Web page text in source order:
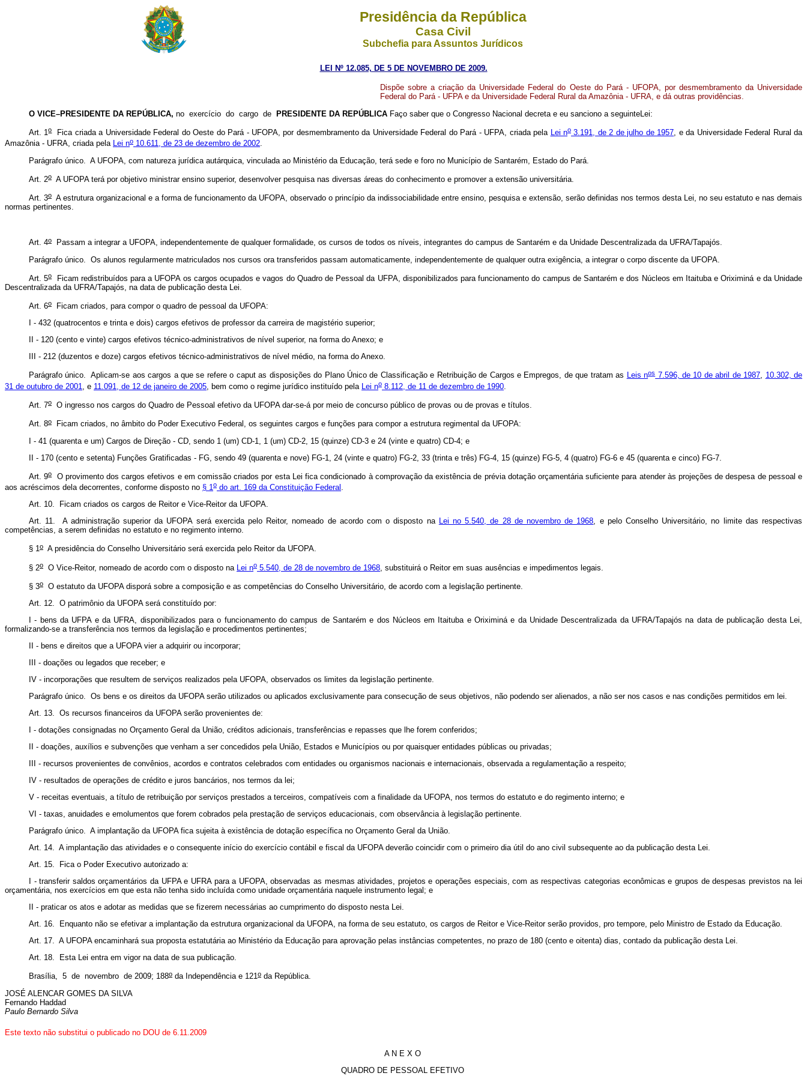
Presidência da República
Casa Civil
Subchefia para Assuntos Jurídicos
LEI Nº 12.085, DE 5 DE NOVEMBRO DE 2009.
Dispõe sobre a criação da Universidade Federal do Oeste do Pará - UFOPA, por desmembramento da Universidade
Federal do Pará - UFPA e da Universidade Federal Rural da Amazônia - UFRA, e dá outras providências.
O VICE–PRESIDENTE DA REPÚBLICA, no exercício do cargo de PRESIDENTE DA REPÚBLICA Faço saber que o Congresso Nacional decreta e eu sanciono a seguinteLei:
Art. 1oFica criada a Universidade Federal do Oeste do Pará - UFOPA, por desmembramento da Universidade Federal do Pará - UFPA, criada pela Lei no 3.191, de 2 de julho de 1957, e da Universidade Federal Rural da
Amazônia - UFRA, criada pela Lei no 10.611, de 23 de dezembro de 2002.
Parágrafo único. A UFOPA, com natureza jurídica autárquica, vinculada ao Ministério da Educação, terá sede e foro no Município de Santarém, Estado do Pará.
Art. 2o A UFOPA terá por objetivo ministrar ensino superior, desenvolver pesquisa nas diversas áreas do conhecimento e promover a extensão universitária.
Art. 3o A estrutura organizacional e a forma de funcionamento da UFOPA, observado o princípio da indissociabilidade entre ensino, pesquisa e extensão, serão definidas nos termos desta Lei, no seu estatuto e nas demais
normas pertinentes.
Art. 4o Passam a integrar a UFOPA, independentemente de qualquer formalidade, os cursos de todos os níveis, integrantes do campus de Santarém e da Unidade Descentralizada da UFRA/Tapajós.
Parágrafo único. Os alunos regularmente matriculados nos cursos ora transferidos passam automaticamente, independentemente de qualquer outra exigência, a integrar o corpo discente da UFOPA.
Art. 5oFicam redistribuídos para a UFOPA os cargos ocupados e vagos do Quadro de Pessoal da UFPA, disponibilizados para funcionamento do campus de Santarém e dos Núcleos em Itaituba e Oriximiná e da Unidade
Descentralizada da UFRA/Tapajós, na data de publicação desta Lei.
Art. 6o
Ficam criados, para compor o quadro de pessoal da UFOPA:
I - 432 (quatrocentos e trinta e dois) cargos efetivos de professor da carreira de magistério superior;
II - 120 (cento e vinte) cargos efetivos técnico-administrativos de nível superior, na forma do Anexo; e
III - 212 (duzentos e doze) cargos efetivos técnico-administrativos de nível médio, na forma do Anexo.
Parágrafo único. Aplicam-se aos cargos a que se refere o caput as disposições do Plano Único de Classificação e Retribuição de Cargos e Empregos, de que tratam as Leis nos7.596, de 10 de abril de 1987, 10.302, de
31 de outubro de 2001
, e 11.091, de 12 de janeiro de 2005 , bem como o regime jurídico instituído pela Lei no 8.112, de 11 de dezembro de 1990
Art. 7o O ingresso nos cargos do Quadro de Pessoal efetivo da UFOPA dar-se-á por meio de concurso público de provas ou de provas e títulos.
Art. 8o
Ficam criados, no âmbito do Poder Executivo Federal, os seguintes cargos e funções para compor a estrutura regimental da UFOPA:
I - 41 (quarenta e um) Cargos de Direção - CD, sendo 1 (um) CD-1, 1 (um) CD-2, 15 (quinze) CD-3 e 24 (vinte e quatro) CD-4; e
II - 170 (cento e setenta) Funções Gratificadas - FG, sendo 49 (quarenta e nove) FG-1, 24 (vinte e quatro) FG-2, 33 (trinta e três) FG-4, 15 (quinze) FG-5, 4 (quatro) FG-6 e 45 (quarenta e cinco) FG-7.
Art. 9oO provimento dos cargos efetivos e em comissão criados por esta Lei fica condicionado à comprovação da existência de prévia dotação orçamentária suficiente para atender às projeções de despesa de pessoal e
aos acréscimos dela decorrentes, conforme disposto no § 1o do art. 169 da Constituição Federal .
Art. 10. Ficam criados os cargos de Reitor e Vice-Reitor da UFOPA.
Art. 11. A administração superior da UFOPA será exercida pelo Reitor, nomeado de acordo com o disposto na Lei no 5.540, de 28 de novembro de 1968, e pelo Conselho Universitário, no limite das respectivas
competências, a serem definidas no estatuto e no regimento interno.
§ 1o A presidência do Conselho Universitário será exercida pelo Reitor da UFOPA.
§ 2o O Vice-Reitor, nomeado de acordo com o disposto na Lei no 5.540, de 28 de novembro de 1968 , substituirá o Reitor em suas ausências e impedimentos legais.
§ 3o
O estatuto da UFOPA disporá sobre a composição e as competências do Conselho Universitário, de acordo com a legislação pertinente.
Art. 12. O patrimônio da UFOPA será constituído por:
I - bens da UFPA e da UFRA, disponibilizados para o funcionamento docampus de Santarém e dos Núcleos em Itaituba e Oriximiná e da Unidade Descentralizada da UFRA/Tapajós na data de publicação desta Lei,
formalizando-se a transferência nos termos da legislação e procedimentos pertinentes;
II - bens e direitos que a UFOPA vier a adquirir ou incorporar;
III - doações ou legados que receber; e
IV - incorporações que resultem de serviços realizados pela UFOPA, observados os limites da legislação pertinente.
Parágrafo único. Os bens e os direitos da UFOPA serão utilizados ou aplicados exclusivamente para consecução de seus objetivos, não podendo ser alienados, a não ser nos casos e nas condições permitidos em lei.
Art. 13. Os recursos financeiros da UFOPA serão provenientes de:
I - dotações consignadas no Orçamento Geral da União, créditos adicionais, transferências e repasses que lhe forem conferidos;
II - doações, auxílios e subvenções que venham a ser concedidos pela União, Estados e Municípios ou por quaisquer entidades públicas ou privadas;
III - recursos provenientes de convênios, acordos e contratos celebrados com entidades ou organismos nacionais e internacionais, observada a regulamentação a respeito;
IV - resultados de operações de crédito e juros bancários, nos termos da lei;
V - receitas eventuais, a título de retribuição por serviços prestados a terceiros, compatíveis com a finalidade da UFOPA, nos termos do estatuto e do regimento interno; e
VI - taxas, anuidades e emolumentos que forem cobrados pela prestação de serviços educacionais, com observância à legislação pertinente.
Parágrafo único. A implantação da UFOPA fica sujeita à existência de dotação específica no Orçamento Geral da União.
Art. 14. A implantação das atividades e o consequente início do exercício contábil e fiscal da UFOPA deverão coincidir com o primeiro dia útil do ano civil subsequente ao da publicação desta Lei.
Art. 15. Fica o Poder Executivo autorizado a:
I - transferir saldos orçamentários da UFPA e UFRA para a UFOPA, observadas as mesmas atividades, projetos e operações especiais, com as respectivas categorias econômicas e grupos de despesas previstos na lei
orçamentária, nos exercícios em que esta não tenha sido incluída como unidade orçamentária naquele instrumento legal; e
II - praticar os atos e adotar as medidas que se fizerem necessárias ao cumprimento do disposto nesta Lei.
Art. 16. Enquanto não se efetivar a implantação da estrutura organizacional da UFOPA, na forma de seu estatuto, os cargos de Reitor e Vice-Reitor serão providos, pro tempore, pelo Ministro de Estado da Educação.
Art. 17. A UFOPA encaminhará sua proposta estatutária ao Ministério da Educação para aprovação pelas instâncias competentes, no prazo de 180 (cento e oitenta) dias, contado da publicação desta Lei.
Art. 18. Esta Lei entra em vigor na data de sua publicação.
Brasília, 5 de novembro de 2009; 188o da Independência e 121o da República.
JOSÉ ALENCAR GOMES DA SILVA
Fernando Haddad
Paulo Bernardo Silva
Este texto não substitui o publicado no DOU de 6.11.2009
A N E X O
QUADRO DE PESSOAL EFETIVO